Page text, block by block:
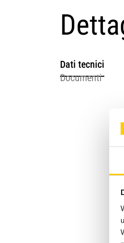
Dati tecnici
Documenti